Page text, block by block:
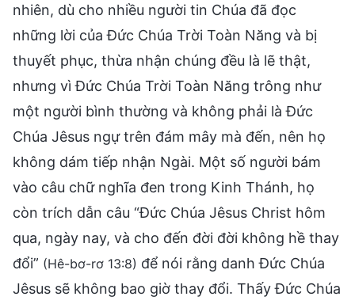
nhiên, dù cho nhiều người tin Chúa đã đọc
những lời của Đức Chúa Trời Toàn Năng và bị
thuyết phục, thừa nhận chúng đều là lẽ thật,
nhưng vì Đức Chúa Trời Toàn Năng trông như
một người bình thường và không phải là Đức
Chúa Jêsus ngự trên đám mây mà đến, nên họ
không dám tiếp nhận Ngài. Một số người bám
vào câu chữ nghĩa đen trong Kinh Thánh, họ
còn trích dẫn câu “Ðức Chúa Jêsus Christ hôm
qua, ngày nay, và cho đến đời đời không hề thay
đổi” (Hê-bơ-rơ 13:8) để nói rằng danh Đức Chúa
Jêsus sẽ không bao giờ thay đổi. Thấy Đức Chúa